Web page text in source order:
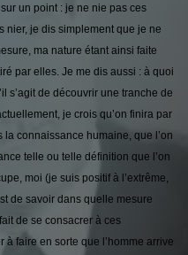
un point : je ne nie pas ces
nier, je dis simplement que je ne
ma nature étant ainsi faite
par elles. Je me dis aussi : à quoi
s’agit de découvrir une tranche de
je crois qu’on finira par
la connaissance humaine, que l’on
telle ou telle définition que l’on
moi (je suis positif à l’extrême,
de savoir dans quelle mesure
de se consacrer à ces
à faire en sorte que l’homme arrive